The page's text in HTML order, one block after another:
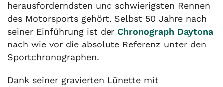
herausforderndsten und schwierigsten Rennen
des Motorsports gehört. Selbst 50 Jahre nach
seiner Einführung ist der Chronograph Daytona
nach wie vor die absolute Referenz unter den
Sport­­chronographen.
Dank seiner gravierten Lünette mit